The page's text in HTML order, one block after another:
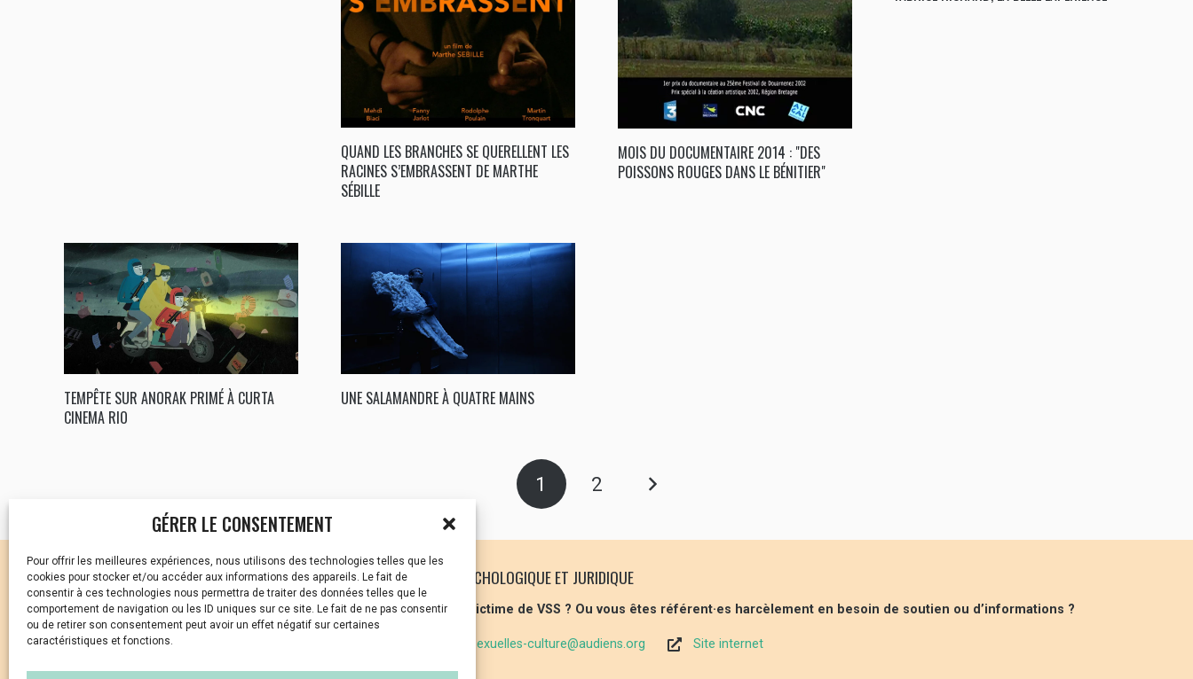
GÉRER LE CONSENTEMENT
Pour offrir les meilleures expériences, nous utilisons des technologies telles que les
cookies pour stocker et/ou accéder aux informations des appareils. Le fait de
consentir à ces technologies nous permettra de traiter des données telles que le
comportement de navigation ou les ID uniques sur ce site. Le fait de ne pas consentir
ou de retirer son consentement peut avoir un effet négatif sur certaines
caractéristiques et fonctions.
QUAND LES BRANCHES SE QUERELLENT LES
RACINES S’EMBRASSENT DE MARTHE
SÉBILLE
MOIS DU DOCUMENTAIRE 2014 : "DES
POISSONS ROUGES DANS LE BÉNITIER"
TEMPÊTE SUR ANORAK PRIMÉ À CURTA
CINEMA RIO
UNE SALAMANDRE À QUATRE MAINS
1 2
CELLULE D’ÉCOUTE ET DE SOUTIEN PSYCHOLOGIQUE ET JURIDIQUE
Vous avez été témoin ou vous êtes victime de VSS ? Ou vous êtes référent·es harcèlement en besoin de soutien ou d’informations ?
violences-sexuelles-culture@audiens.org Site internet